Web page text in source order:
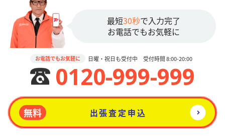
最短30秒で入力完了
お電話でもお気軽に
お電話でもお気軽に 日曜・祝日も受付中 受付時間 8:00-20:00
0120-999-999
無料 出張査定申込